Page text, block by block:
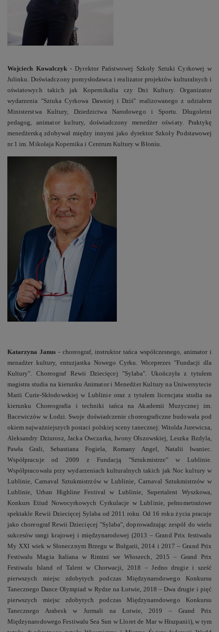
Wojciech Kowalczyk -Dyrektor Państwowej Szkoły Sztuki Cyrkowej w
Julinku. Doświadczonypomysłodawca i realizator projektów kulturalnych i
oświatowych takich jak Kopernikalia czy Dni Kultury.Organizator
wydarzenia "Sztuka Cyrkowa Dawniej i Dziś" realizowanego z udziałem
MinisterstwaKultury,DziedzictwaNarodowego i Sportu.Długoletni
pedagog, animator kultury, doświadczony menedżer oświaty. Praktykę
menedżerską zdobywał między innymi jako dyrektor Szkoły Podstawowej
nr 1 im. Mikołaja Kopernika i Centrum Kultury w Błoniu.
Katarzyna Janus - choreograf, instruktor tańca współczesnego, animator i
menadżer kultury, entuzjastka Nowego Cyrku. Wiceprezes "Fundacji dla
Kultury". Choreograf Rewii Dziecięcej "Sylaba". Ukończyła z tytułem
magistra studia na kierunku Animator i Menedżer Kultury na Uniwersytecie
Marii Curie-Skłodowskiej w Lublinie oraz z tytułem licencjata studia na
kierunku Choreografia i techniki tańca na Akademii Muzycznej im.
Bacewiczów w Łodzi. Swoje doświadczenie choreograficzne budowała pod
okiem najważniejszych postaci polskiej sceny tanecznej: Witolda Jurewicza,
Aleksandry Dziurosz, Jacka Owczarka, Iwony Olszowskiej, Leszka Bzdyla,
Pawła Grali, Sebastiana Fogiela, Romany Angel, Natalii Iwaniec.
Współpracuje od 2009 z Fundacją "Sztukmistrze" w Lublinie.
Współpracowała przy wydarzeniach kulturalnych takich jak Noc kultury w
Lublinie, Carnaval Sztukmistrzów w Lublinie, Carnaval Sztukmistrzów w
Lublinie, Urban Highline Festival w Lublinie, Supertalent Wyszkowa,
Konkurs Etiud Nowocyrkowych Cyrkulacje w Lublinie, pełnometrażowe
spektakle Rewii Dziecięcej Sylaba od 2011 roku. Od 16 roku życia pracuje
jako choreograf Rewii Dziecięcej "Sylaba", doprowadzając zespół do wielu
sukcesów rangi krajowej i międzynarodowej (2013 – Grand Prix festiwalu
My XXI wiek w Słonecznym Brzegu w Bułgarii, 2014 i 2017 – Grand Prix
Festiwalu Magia Italiana w Rimini we Włoszech, 2015 – Grand Prix
Festiwalu Island of Talent w Chorwacji, 2018 – Jedno drugie i sześć
pierwszych miejsc zdobytych podczas Międzynarodowego Konkursu
Tanecznego Dance Olympiad w Rydze na Łotwie, 2018 – Dwa drugie i pięć
pierwszych miejsc zdobytych podczas Międzynarodowego Konkursu
Tanecznego Arabesk w Jurmali na Łotwie, 2019 – Grand Prix
Międzynarodowego Festiwalu Sea Sun w Lloret de Mar w Hiszpanii), w tym
internetowych. Zapoznaj się z poniższymi
informacjami klikając
Zobacz szczegóły